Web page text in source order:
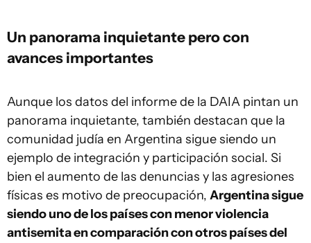
Un panorama inquietante pero con
avances importantes
Aunque los datos del informe de la DAIA pintan un
panorama inquietante, también destacan que la
comunidad judía en Argentina sigue siendo un
ejemplo de integración y participación social. Si
bien el aumento de las denuncias y las agresiones
físicas es motivo de preocupación, Argentina sigue
siendo uno de los países con menor violencia
antisemita en comparación con otros países del